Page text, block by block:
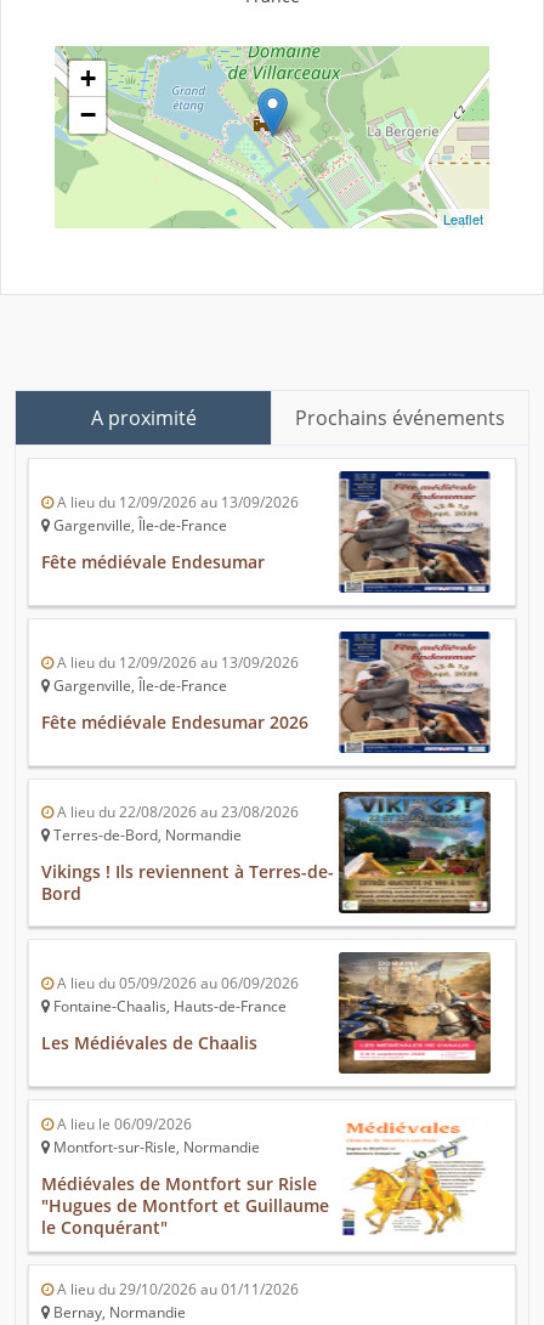
+
−
Leaflet
A proximité Prochains événements
A lieu du 12/09/2026 au 13/09/2026
Gargenville, Île-de-France
Fête médiévale Endesumar
A lieu du 12/09/2026 au 13/09/2026
Gargenville, Île-de-France
Fête médiévale Endesumar 2026
A lieu du 22/08/2026 au 23/08/2026
Terres-de-Bord, Normandie
Vikings ! Ils reviennent à Terres-de-
Bord
A lieu du 05/09/2026 au 06/09/2026
Fontaine-Chaalis, Hauts-de-France
Les Médiévales de Chaalis
A lieu le 06/09/2026
Montfort-sur-Risle, Normandie
Médiévales de Montfort sur Risle
"Hugues de Montfort et Guillaume
le Conquérant"
A lieu du 29/10/2026 au 01/11/2026
Bernay, Normandie